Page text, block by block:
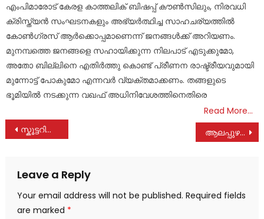
എംപിമാരോട് കേരള കാത്തലിക് ബിഷപ്പ് കൗൺസിലും, നിരവധി
ക്രിസ്ത്യൻ സംഘടനകളും അഭ്യർത്ഥിച്ച സാഹചര്യത്തിൽ
കോൺഗ്രസ് ആർക്കൊപ്പമാണെന്ന് ജനങ്ങൾക്ക് അറിയണം.
മുനമ്പത്തെ ജനങ്ങളെ സഹായിക്കുന്ന നിലപാട് എടുക്കുമോ,
അതോ ബില്ലിനെ എതിർത്തു കൊണ്ട് പ്രീണന രാഷ്ട്രീയവുമായി
മുന്നോട്ട് പോകുമോ എന്നവർ വ്യക്തമാക്കണം. തങ്ങളുടെ
ഭൂമിയിൽ നടക്കുന്ന വഖഫ് അധിനിവേശത്തിനെതിരെ
Read More…
Post
സ്കൂട്ടറിൽ ബസ് തട്ടിയതിനെ തുടർന്ന് മറിഞ്ഞ് വീണ് യുവതിക്ക് പരുക്ക് ആലപ്പുഴയിൽ ഒരു വയസുകാരന് അമ്മയുടെ ക്രൂരമർദ്ദനം
Leave a Reply
Your email address will not be published. Required fields
are marked *